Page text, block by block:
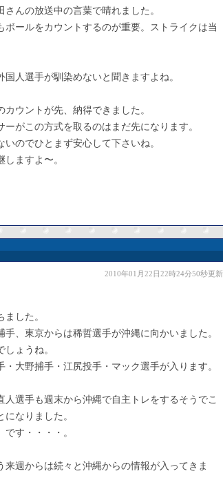
んの放送中の言葉で晴れました。
ボールをカウントするのが重要。ストライクは当
人選手が馴染めないと聞きますよね。
ウントが先、納得できました。
がこの方式を取るのはまだ先になります。
のでひとまず安心して下さいね。
ますよ〜。
2010年01月22日22時24分50秒更新
した。
、東京からは稀哲選手が沖縄に向かいました。
ょうね。
大野捕手・江尻投手・マック選手が入ります。
選手も週末から沖縄で自主トレをするそうでこ
なりました。
す・・・・。
週からは続々と沖縄からの情報が入ってきま